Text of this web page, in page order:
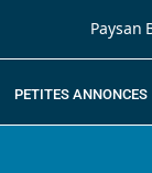
Paysan
PETITES ANNONCES